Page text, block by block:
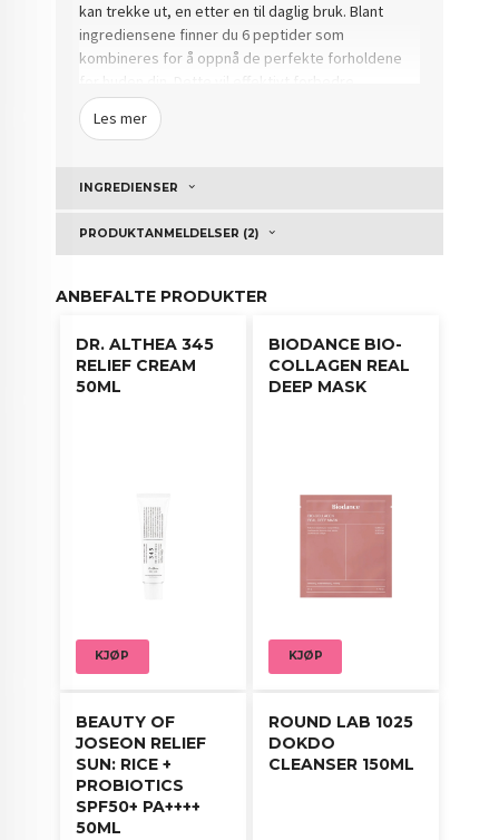
kan trekke ut, en etter en til daglig bruk.Blant
ingrediensene finner du 6 peptider som
kombineres for å oppnå de perfekte forholdene
eksisterende rynker og forhindre utseendet på
nye, samtidig som huden din får økt regenerativ
Dette gjør også masken perfekt for
Bruksanvisning:
Masken brukes ved å trekke ut en sheet mask ved
Les mer
INGREDIENSER
PRODUKTANMELDELSER (2)
ANBEFALTE PRODUKTER
DR. ALTHEA 345
RELIEF CREAM
50ML
KJØP
BIODANCE BIO-
COLLAGEN REAL
DEEP MASK
KJØP
BEAUTY OF
JOSEON RELIEF
SUN: RICE +
PROBIOTICS
SPF50+ PA++++
50ML
ROUND LAB 1025
DOKDO
CLEANSER 150ML